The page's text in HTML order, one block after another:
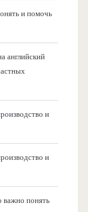
и помочь
английский
и
и
важно понять